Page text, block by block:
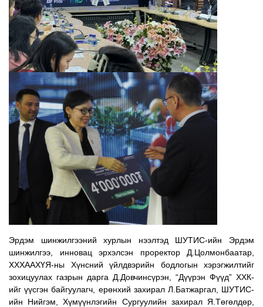
Эрдэм шинжилгээний хурлын нээлтэд ШУТИС-ийн Эрдэм
шинжилгээ, инновац эрхэлсэн проректор Д.Цолмонбаатар,
ХХХААХҮЯ-ны Хүнсний үйлдвэрийн бодлогын хэрэгжилтийг
зохицуулах газрын дарга Д.Довчинсүрэн, “Дүүрэн Фүүд” ХХК-
ийг үүсгэн байгуулагч, ерөнхий захирал Л.Батжаргал, ШУТИС-
ийн Нийгэм, Хүмүүнлэгийн Сургуулийн захирал Я.Төгөлдөр,